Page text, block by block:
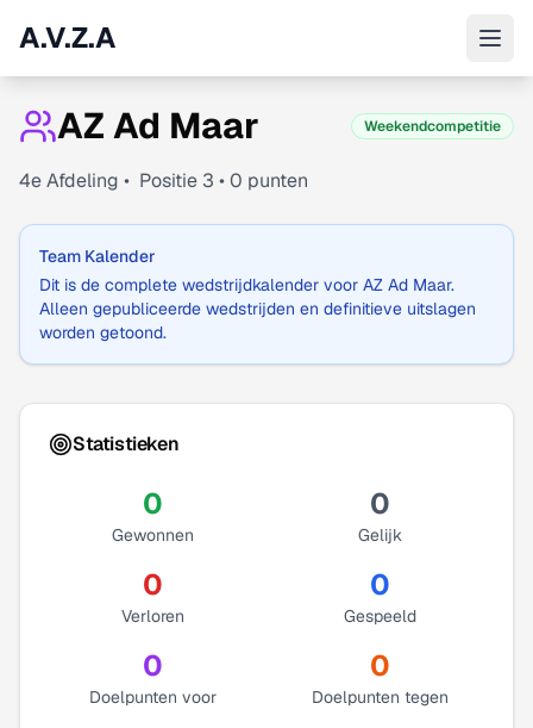
A.V.Z.A
AZ Ad Maar Weekendcompetitie
4e Afdeling • Positie 3 •0 punten
Team Kalender
Dit is de complete wedstrijdkalender voor AZ Ad Maar.
Alleen gepubliceerde wedstrijden en definitieve uitslagen
worden getoond.
Statistieken
0
Gewonnen
0
Gelijk
0
Verloren
0
Gespeeld
0
Doelpunten voor
0
Doelpunten tegen